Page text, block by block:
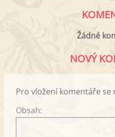
Žádné
NOVÝ
Pro vložení komentáře se
Obsah: